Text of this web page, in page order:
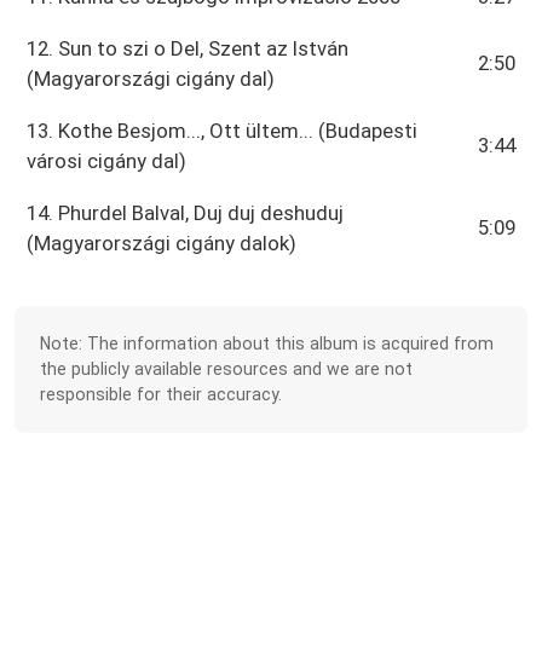
12. Sun to szi o Del, Szent az István
(Magyarországi cigány dal)
2:50
13. Kothe Besjom..., Ott ültem... (Budapesti
városi cigány dal)
3:44
14. Phurdel Balval, Duj duj deshuduj
(Magyarországi cigány dalok)
5:09
Note: The information about this album is acquired from
the publicly available resources and we are not
responsible for their accuracy.